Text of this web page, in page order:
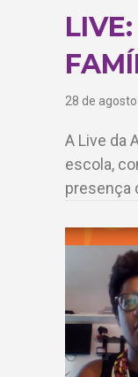
28 de
A Live da
escola,
presença